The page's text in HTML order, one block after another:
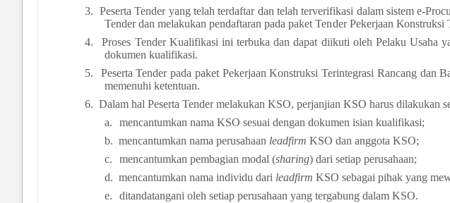
3. Peserta Tender yang telah terdaftar dan telah terverifikasi dalam sistem e-
Tender dan melakukan pendaftaran pada paket Tender Pekerjaan Konstruksi
4.
Proses Tender Kualifikasi ini terbuka dan dapat diikuti oleh Pelaku Usaha
dokumen kualifikasi.
5.
Peserta Tender pada paket Pekerjaan Konstruksi Terintegrasi Rancang
memenuhi ketentuan.
6. Dalam hal Peserta Tender melakukan KSO, perjanjian KSO harus dilakukan
a.
mencantumkan nama KSO sesuai dengan dokumen isian kualifikasi;
b. mencantumkan nama perusahaan leadfirm KSO dan anggota KSO;
c.
mencantumkan pembagian modal (sharing) dari setiap perusahaan;
d. mencantumkan nama individu dari leadfirm KSO sebagai pihak yang
e.
ditandatangani oleh setiap perusahaan yang tergabung dalam KSO.